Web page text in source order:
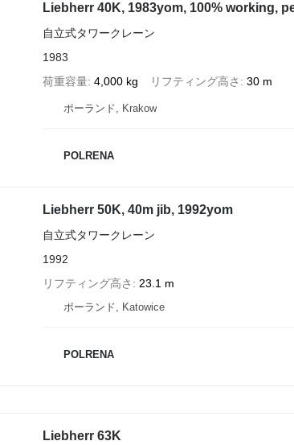
Liebherr 40K, 1983yom, 100% working,
自立式タワークレーン
1983
荷重容量 4,000 kg リフティング高さ 30 m
ポーランド, Krakow
POLRENA
Liebherr 50K, 40m jib, 1992yom
自立式タワークレーン
1992
リフティング高さ
23.1 m
ポーランド, Katowice
POLRENA
Liebherr 63K